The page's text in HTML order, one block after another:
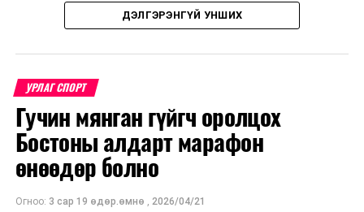
Уулзалтаар Польш болон Монголын өв соёл, ахуй
амьдрал, үндэстний онцлогийг харуулсан
бүтээлүүдийг солилцохоор боллоо.
ДЭЛГЭРЭНГҮЙ УНШИХ
УРЛАГ СПОРТ
Гучин мянган гүйгч оролцох
Бостоны алдарт марафон
өнөөдөр болно
Огноо: 3 сар 19 өдөр.өмнө , 2026/04/21